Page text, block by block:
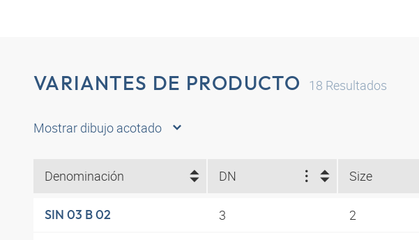
VARIANTES DE PRODUCTO 18 Resultados
Mostrar dibujo acotado
Denominación DN Size
SIN 03 B 02 3 2